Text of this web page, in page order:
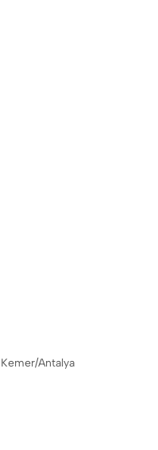
Antalya